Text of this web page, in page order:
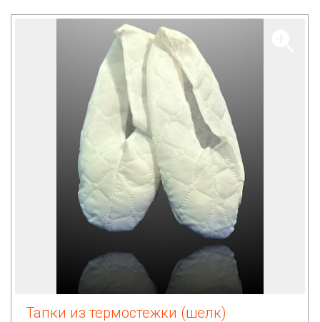
Тапки из термостежки (шелк)